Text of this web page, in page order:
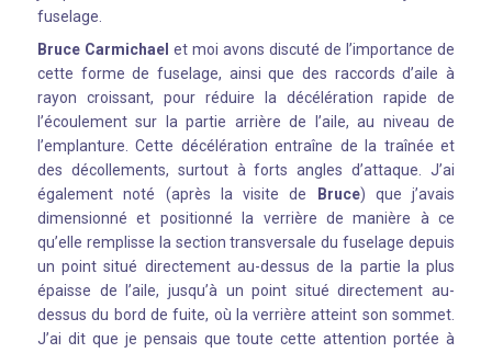
fuselage.
Bruce Carmichael et moi avons discuté de l’importance de
cette forme de fuselage, ainsi que des raccords d’aile à
rayon croissant, pour réduire la décélération rapide de
l’écoulement sur la partie arrière de l’aile, au niveau de
l’emplanture. Cette décélération entraîne de la traînée et
des décollements, surtout à forts angles d’attaque. J’ai
également noté (après la visite de Bruce) que j’avais
dimensionné et positionné la verrière de manière à ce
qu’elle remplisse la section transversale du fuselage depuis
un point situé directement au-dessus de la partie la plus
épaisse de l’aile, jusqu’à un point situé directement au-
dessus du bord de fuite, où la verrière atteint son sommet.
J’ai dit que je pensais que toute cette attention portée à